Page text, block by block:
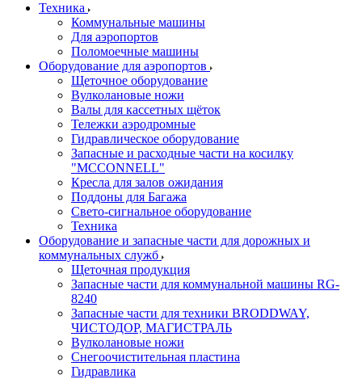
Техника
Коммунальные машины
Для аэропортов
Поломоечные машины
Оборудование для аэропортов
Щеточное оборудование
Вулколановые ножи
Валы для кассетных щёток
Тележки аэродромные
Гидравлическое оборудование
Запасные и расходные части на косилку
"MCCONNELL"
Кресла для залов ожидания
Поддоны для Багажа
Свето-сигнальное оборудование
Техника
Оборудование и запасные части для дорожных и
коммунальных служб
Щеточная продукция
Запасные части для коммунальной машины RG-
8240
Запасные части для техники BRODDWAY,
ЧИСТОДОР, МАГИСТРАЛЬ
Вулколановые ножи
Снегоочистительная пластина
Гидравлика